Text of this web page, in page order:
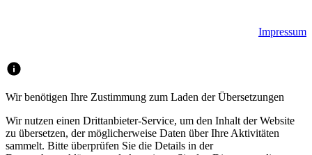
Impressum
Wir benötigen Ihre Zustimmung zum Laden der Übersetzungen
Wir nutzen einen Drittanbieter-Service, um den Inhalt der Website
zu übersetzen, der möglicherweise Daten über Ihre Aktivitäten
sammelt. Bitte überprüfen Sie die Details in der